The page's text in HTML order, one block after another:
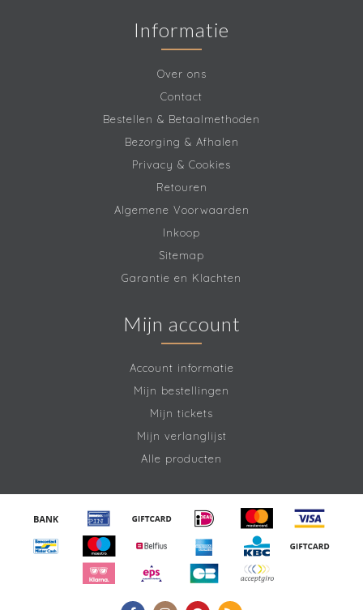
Informatie
Over ons
Contact
Bestellen & Betaalmethoden
Bezorging & Afhalen
Privacy & Cookies
Retouren
Algemene Voorwaarden
Inkoop
Sitemap
Garantie en Klachten
Mijn account
Account informatie
Mijn bestellingen
Mijn tickets
Mijn verlanglijst
Alle producten